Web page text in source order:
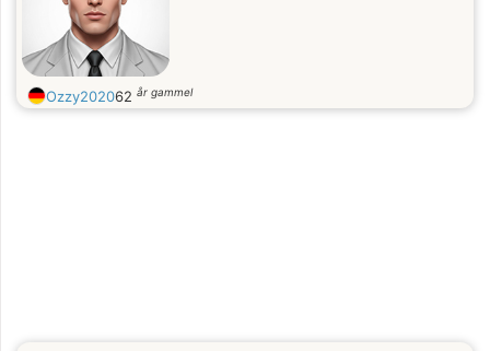
Ozzy202062 år gammel